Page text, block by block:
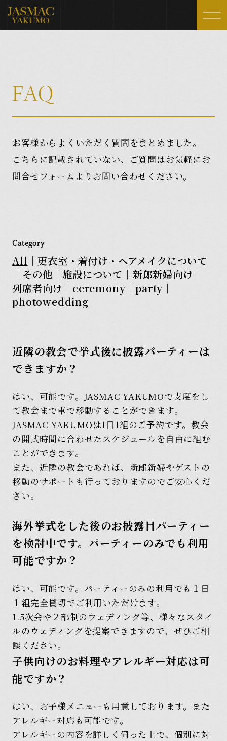
Ceremony
挙式スタイル
Party Style
Architecture
施設紹介
Photo Wedding
Model Plan
Item
アイテム
Report
FAQ
Blog
お知らせ・ブログ
Access
フリーランスウェディング
プランナーの皆様へ
会社概要
FAQ
お客様からよくいただく質問をまとめました。
こちらに記載されていない、ご質問はお気軽にお
問合せフォームよりお問い合わせください。
Category
All ｜ 更衣室・着付け・ヘアメイクについて
｜ その他 ｜ 施設について ｜ 新郎新婦向け ｜
列席者向け ｜ ceremony ｜party ｜
photowedding
近隣の教会で挙式後に披露パーティーは
できますか？
はい、可能です。JASMAC YAKUMOで支度をし
て教会まで車で移動することができます。
JASMAC YAKUMOは1日1組のご予約です。教会
の開式時間に合わせたスケジュールを自由に組む
ことができます。
また、近隣の教会であれば、新郎新婦やゲストの
移動のサポートも行っておりますのでご安心くだ
さい。
海外挙式をした後のお披露目パーティー
を検討中です。パーティーのみでも利用
可能ですか？
はい、可能です。パーティーのみの利用でも１日
１組完全貸切でご利用いただけます。
1.5次会や２部制のウェディング等、様々なスタイ
ルのウェディングを提案できますので、ぜひご相
談ください。
子供向けのお料理やアレルギー対応は可
能ですか？
はい、お子様メニューも用意しております。また
アレルギー対応も可能です。
アレルギーの内容を詳しく伺った上で、個別に対